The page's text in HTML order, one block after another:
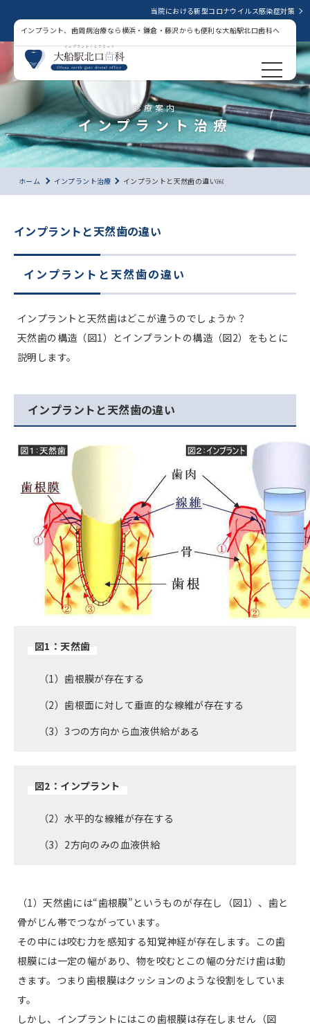
当院における新型コロナウイルス感染症対策
インプラント、歯周病治療なら横浜・鎌倉・藤沢からも便利な大船駅北口歯科へ
診療案内
インプラント治療
ホーム インプラント治療 インプラントと天然歯の違い￼
インプラントと天然歯の違い
インプラントと天然歯の違い
インプラントと天然歯はどこが違うのでしょうか？
天然歯の構造（図1）とインプラントの構造（図2）をもとに
説明します。
インプラントと天然歯の違い
図1：天然歯
（1）歯根膜が存在する
（2）歯根面に対して垂直的な線維が存在する
（3）3つの方向から血液供給がある
図2：インプラント
（2）水平的な線維が存在する
（3）2方向のみの血液供給
（1）天然歯には“歯根膜”というものが存在し（図1）、歯と
骨がじん帯でつながっています。
その中には咬む力を感知する知覚神経が存在します。この歯
根膜には一定の幅があり、物を咬むとこの幅の分だけ歯は動
きます。つまり歯根膜はクッションのような役割をしていま
す。
しかし、インプラントにはこの歯根膜は存在しません（図